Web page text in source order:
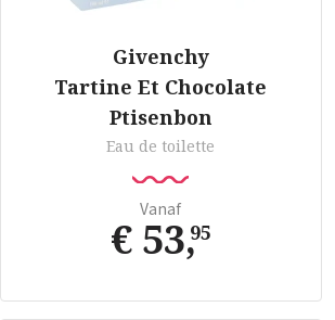
Givenchy
Tartine Et Chocolate
Ptisenbon
Eau de toilette
Vanaf
€ 53,95